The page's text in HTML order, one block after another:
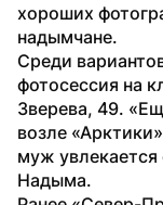
хороших
надымчане.
Среди
фотосессия на
Зверева, 49.
возле
муж
Надыма.